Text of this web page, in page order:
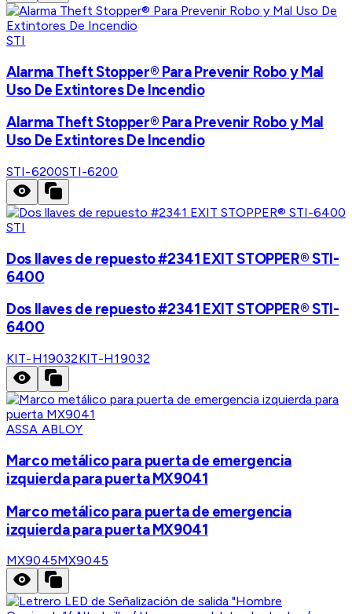
STI
Alarma Theft Stopper® Para Prevenir Robo y Mal
Uso De Extintores De Incendio
Alarma Theft Stopper® Para Prevenir Robo y Mal
Uso De Extintores De Incendio
STI-6200STI-6200
STI
Dos llaves de repuesto #2341 EXIT STOPPER® STI-
6400
Dos llaves de repuesto #2341 EXIT STOPPER® STI-
6400
KIT-H19032KIT-H19032
ASSA ABLOY
Marco metálico para puerta de emergencia
izquierda para puerta MX9041
Marco metálico para puerta de emergencia
izquierda para puerta MX9041
MX9045MX9045